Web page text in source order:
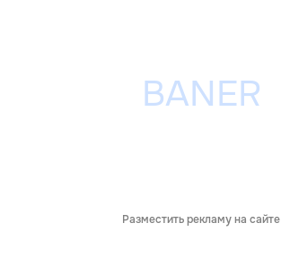
Разместить рекламу на сайте